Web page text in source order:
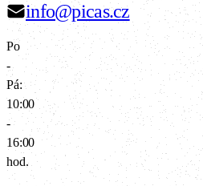
info@picas.cz
Po
-
Pá:
10:00
-
16:00
hod.